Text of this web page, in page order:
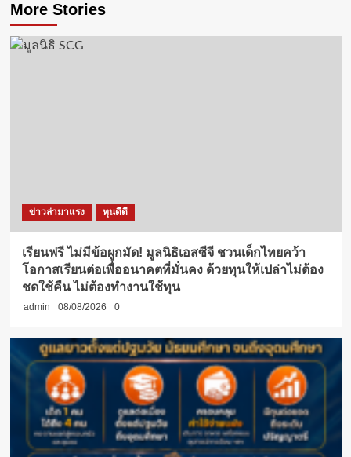
More Stories
ข่าวล่ามาแรง ทุนดีดี
เรียนฟรี ไม่มีข้อผูกมัด! มูลนิธิเอสซีจี ชวนเด็กไทยคว้า
โอกาสเรียนต่อเพื่ออนาคตที่มั่นคง ด้วยทุนให้เปล่าไม่ต้อง
ชดใช้คืน ไม่ต้องทำงานใช้ทุน
admin 08/08/2026 0